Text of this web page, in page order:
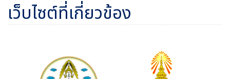
เว็บไซต์ที่เกี่ยวข้อง